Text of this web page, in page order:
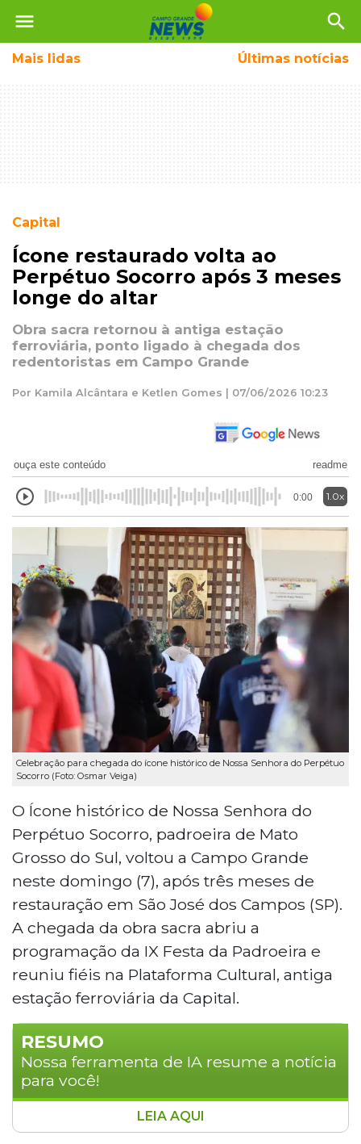
menu search
Mais lidas Últimas notícias
Capital
Ícone restaurado volta ao
Perpétuo Socorro após 3 meses
longe do altar
Obra sacra retornou à antiga estação
ferroviária, ponto ligado à chegada dos
redentoristas em Campo Grande
Por Kamila Alcântara e Ketlen Gomes | 07/06/2026 10:23
ouça este conteúdo readme
0:00 1.0x
Celebração para chegada do ícone histórico de Nossa Senhora do Perpétuo
Socorro (Foto: Osmar Veiga)
O Ícone histórico de Nossa Senhora do
Perpétuo Socorro, padroeira de Mato
Grosso do Sul, voltou a Campo Grande
neste domingo (7), após três meses de
restauração em São José dos Campos (SP).
A chegada da obra sacra abriu a
programação da IX Festa da Padroeira e
reuniu fiéis na Plataforma Cultural, antiga
estação ferroviária da Capital.
RESUMO
Nossa ferramenta de IA resume a notícia
para você!
O ícone histórico de Nossa Senhora do
LEIA AQUI